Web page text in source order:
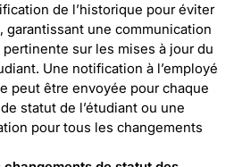
de l’historique pour éviter
garantissant une communication
sur les mises à jour du
Une notification à l’employé
peut être envoyée pour chaque
statut de l’étudiant ou une
pour tous les changements